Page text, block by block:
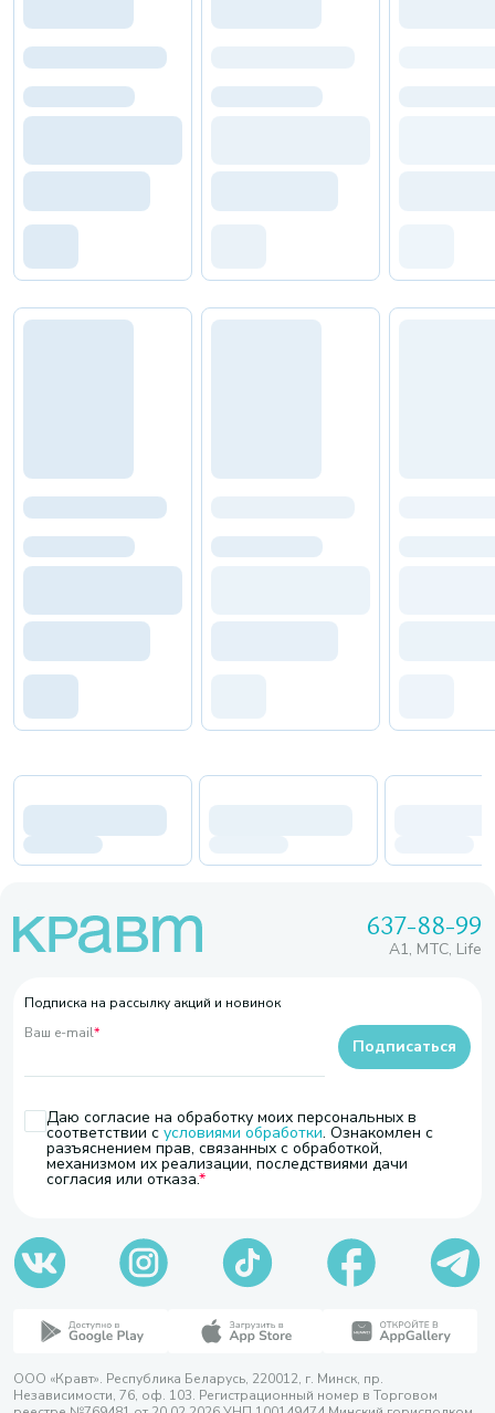
637-88-99
A1, МТС, Life
Подписка на рассылку акций и новинок
Ваш e-mail*
Даю согласие на обработку моих персональных в
соответствии с условиями обработки. Ознакомлен с
разъяснением прав, связанных с обработкой,
механизмом их реализации, последствиями дачи
согласия или отказа.
Подписаться
ООО «Кравт». Республика Беларусь, 220012, г. Минск, пр.
Независимости, 76, оф. 103. Регистрационный номер в Торговом